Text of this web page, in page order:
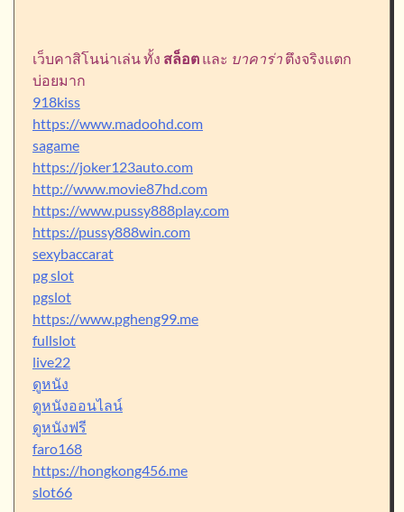
เว็บคาสิโนน่าเล่น ทั้ง สล็อต และ บาคาร่า ตึงจริงแตก
บ่อยมาก
918kiss
https://www.madoohd.com
sagame
https://joker123auto.com
http://www.movie87hd.com
https://www.pussy888play.com
https://pussy888win.com
sexybaccarat
pg slot
pgslot
https://www.pgheng99.me
fullslot
live22
ดูหนัง
ดูหนังออนไลน์
ดูหนังฟรี
faro168
https://hongkong456.me
slot66